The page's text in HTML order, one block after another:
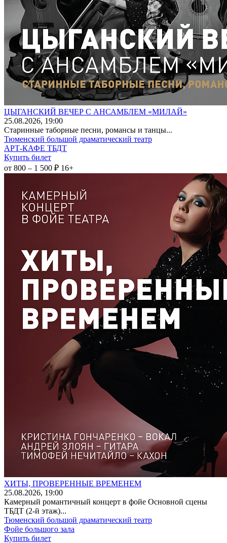
ЦЫГАНСКИЙ ВЕЧЕР С АНСАМБЛЕМ «МИЛАЙ»
25.08.2026, 19:00
Старинные таборные песни, романсы и танцы...
Тюменский большой драматический театр
АРТ-КАФЕ ТБДТ
Купить билет
от 800 – 1 500 ₽ 16+
ХИТЫ, ПРОВЕРЕННЫЕ ВРЕМЕНЕМ
25.08.2026, 19:00
Камерный романтичный концерт в фойе Основной сцены
ТБДТ (2-й этаж)...
Тюменский большой драматический театр
Фойе большого зала
Купить билет